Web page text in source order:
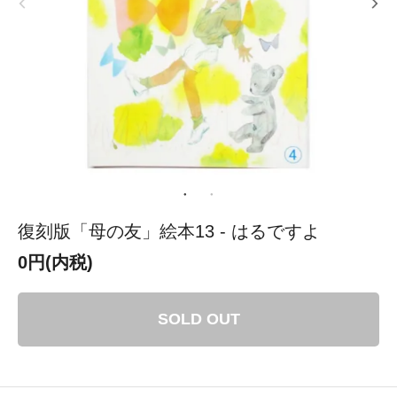
復刻版「母の友」絵本13 - はるですよ
0円(内税)
SOLD OUT